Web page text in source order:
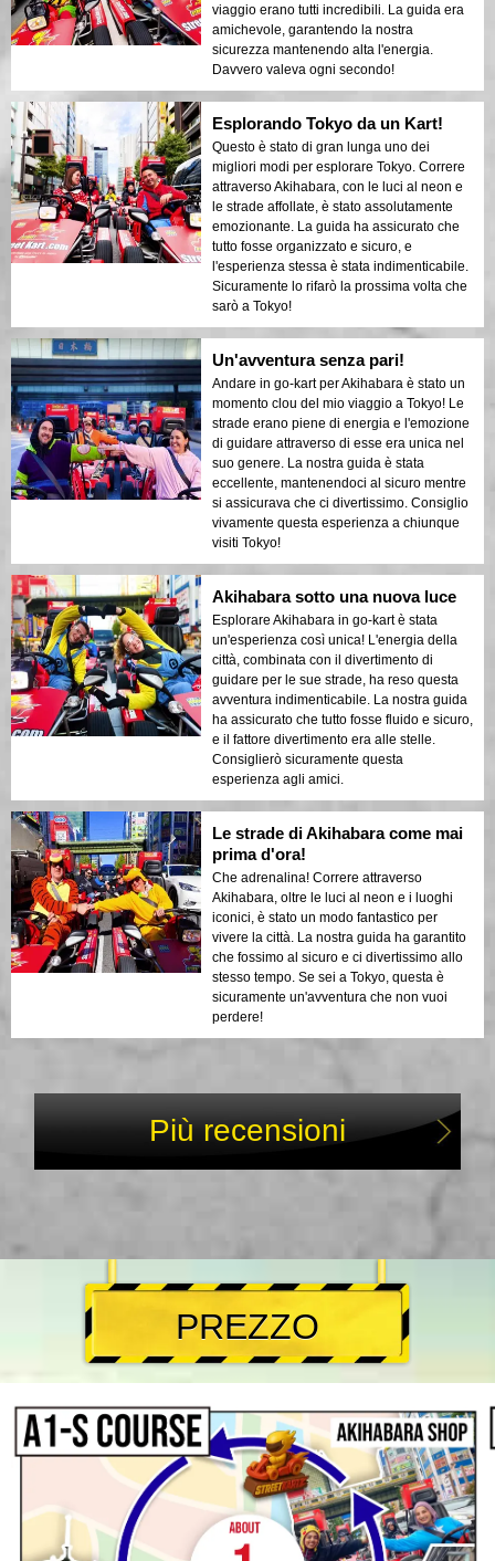
viaggio erano tutti incredibili. La guida era
amichevole, garantendo la nostra
sicurezza mantenendo alta l'energia.
Davvero valeva ogni secondo!
Esplorando Tokyo da un Kart!
Questo è stato di gran lunga uno dei
migliori modi per esplorare Tokyo. Correre
attraverso Akihabara, con le luci al neon e
le strade affollate, è stato assolutamente
emozionante. La guida ha assicurato che
tutto fosse organizzato e sicuro, e
l'esperienza stessa è stata indimenticabile.
Sicuramente lo rifarò la prossima volta che
sarò a Tokyo!
Un'avventura senza pari!
Andare in go-kart per Akihabara è stato un
momento clou del mio viaggio a Tokyo! Le
strade erano piene di energia e l'emozione
di guidare attraverso di esse era unica nel
suo genere. La nostra guida è stata
eccellente, mantenendoci al sicuro mentre
si assicurava che ci divertissimo. Consiglio
vivamente questa esperienza a chiunque
visiti Tokyo!
Akihabara sotto una nuova luce
Esplorare Akihabara in go-kart è stata
un'esperienza così unica! L'energia della
città, combinata con il divertimento di
guidare per le sue strade, ha reso questa
avventura indimenticabile. La nostra guida
ha assicurato che tutto fosse fluido e sicuro,
e il fattore divertimento era alle stelle.
Consiglierò sicuramente questa
esperienza agli amici.
Le strade di Akihabara come mai
prima d'ora!
Che adrenalina! Correre attraverso
Akihabara, oltre le luci al neon e i luoghi
iconici, è stato un modo fantastico per
vivere la città. La nostra guida ha garantito
che fossimo al sicuro e ci divertissimo allo
stesso tempo. Se sei a Tokyo, questa è
sicuramente un'avventura che non vuoi
perdere!
Più recensioni
PREZZO